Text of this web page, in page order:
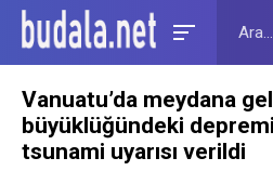
Vanuatu’da meydana
büyüklüğündeki
tsunami uyarısı verildi